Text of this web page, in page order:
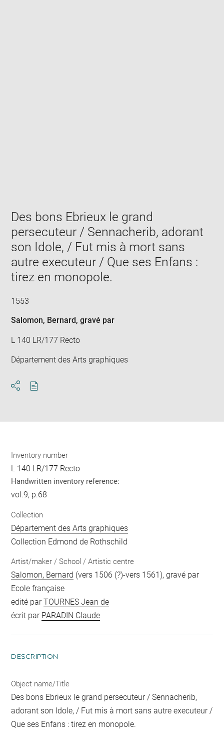
window
Des bons Ebrieux le grand
persecuteur / Sennacherib, adorant
son Idole, / Fut mis à mort sans
autre executeur / Que ses Enfans :
tirez en monopole.
1553
Salomon, Bernard, gravé par
L 140 LR/177 Recto
Département des Arts graphiques
Inventory number
L 140 LR/177 Recto
Handwritten inventory reference:
vol.9, p.68
Collection
Département des Arts graphiques
Collection Edmond de Rothschild
Artist/maker / School / Artistic centre
Salomon, Bernard (vers 1506 (?)-vers 1561), gravé par
Ecole française
edité parTOURNES Jean de
écrit par PARADIN Claude
DESCRIPTION
Object name/Title
Des bons Ebrieux le grand persecuteur / Sennacherib,
adorant son Idole, / Fut mis à mort sans autre executeur /
Que ses Enfans : tirez en monopole.